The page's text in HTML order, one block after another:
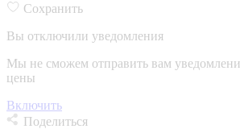
Сохранить
Вы отключили уведомления
Мы не сможем отправить вам
цены
Включить
Поделиться